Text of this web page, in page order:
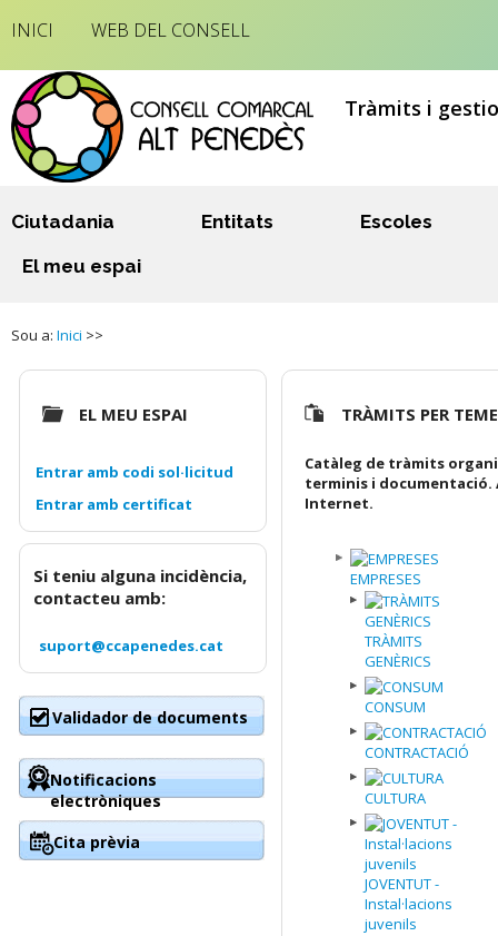
INICI WEB DEL CONSELL
Tràmits i
Ciutadania Entitats
Escoles
El meu espai
Sou a: Inici >>
TRÀMITS PER
Catàleg de tràmits
terminis i documentació.
Internet.
EMPRESES
TRÀMITS
GENÈRICS
CONSUM
CONTRACTACIÓ
CULTURA
JOVENTUT -
Instal·lacions
juvenils
EL MEU ESPAI
Entrar amb codi sol·licitud
Si teniu alguna incidència,
contacteu amb:
suport@ccapenedes.cat
Validador de documents
Notificacions
electròniques
Cita prèvia